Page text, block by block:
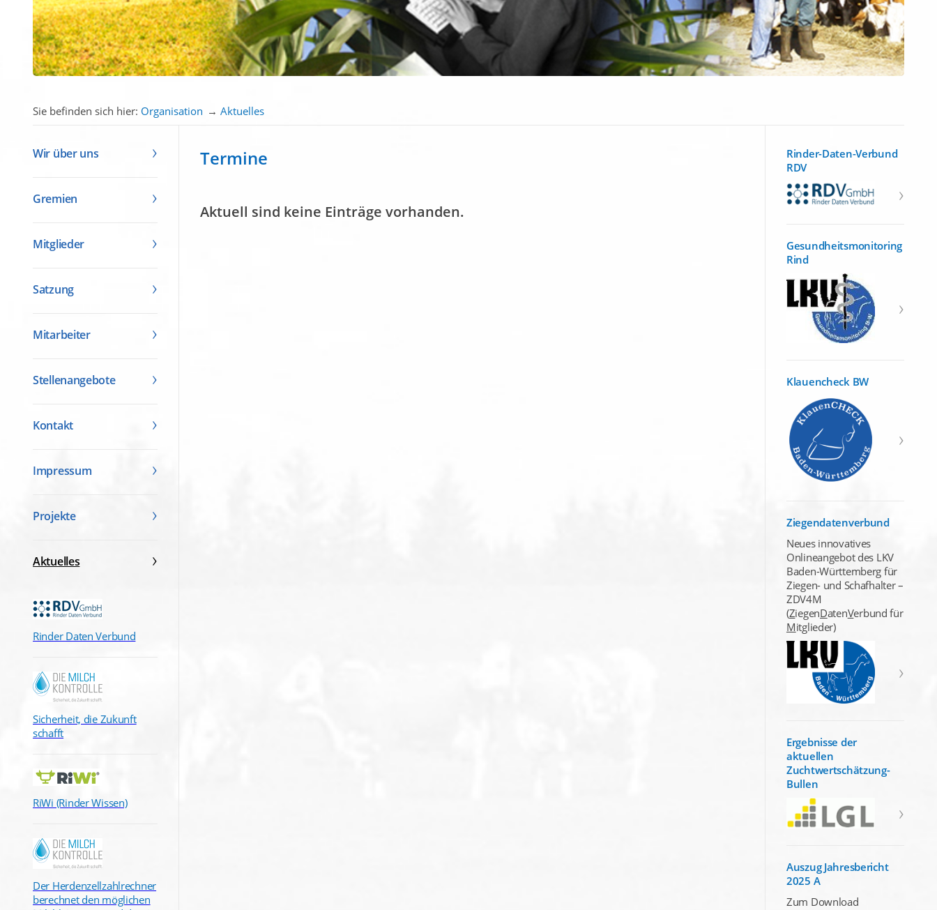
Sie befinden sich hier: Organisation →Aktuelles
Wir über uns
Gremien
Mitglieder
Satzung
Mitarbeiter
Stellenangebote
Kontakt
Impressum
Projekte
Aktuelles
Rinder Daten Verbund
Sicherheit, die Zukunft
schafft
RiWi (Rinder Wissen)
Der Herdenzellzahlrechner
berechnet den möglichen
Termine
Aktuell sind keine Einträge vorhanden.
Rinder-Daten-Verbund
RDV
Gesundheitsmonitoring
Rind
Klauencheck BW
Ziegendatenverbund
Neues innovatives
Onlineangebot des LKV
Baden-Württemberg für
Ziegen- und Schafhalter –
ZDV4M
(ZiegenDatenVerbund für
Mitglieder)
Ergebnisse der
aktuellen
Zuchtwertschätzung-
Bullen
Auszug Jahresbericht
2025 A
Zum Download